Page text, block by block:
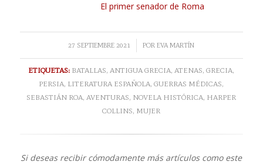
El primer senador de Roma
27 SEPTIEMBRE 2021
/ POREVA MARTÍN
ETIQUETAS: BATALLAS,ANTIGUA GRECIA,ATENAS,GRECIA,
PERSIA, LITERATURA ESPAÑOLA,GUERRAS MÉDICAS,
SEBASTIÁN ROA,AVENTURAS, NOVELA HISTÓRICA, HARPER
COLLINS, MUJER
Si deseas recibir cómodamente más artículos como este